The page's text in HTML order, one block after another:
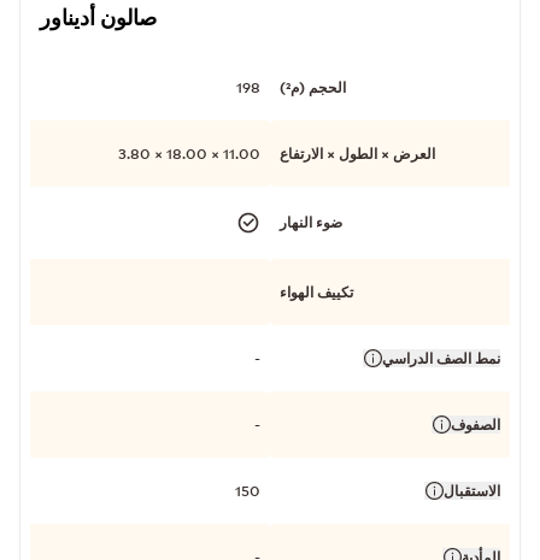
صالون أديناور
الحجم (م²) 198
العرض × الطول × الارتفاع 11.00 × 18.00 × 3.80
ضوء النهار
تكييف الهواء
نمط الصف الدراسي -
الصفوف -
الاستقبال 150